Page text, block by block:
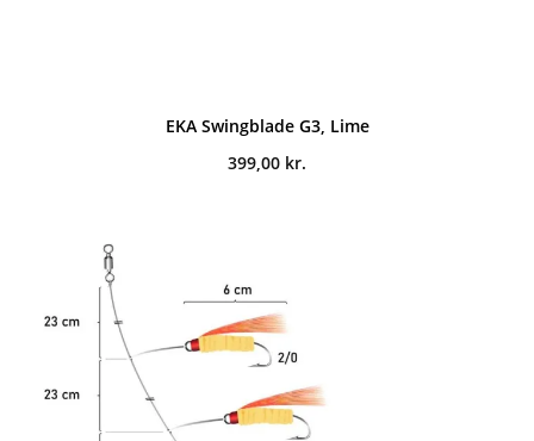
EKA Swingblade G3, Lime
399,00 kr.